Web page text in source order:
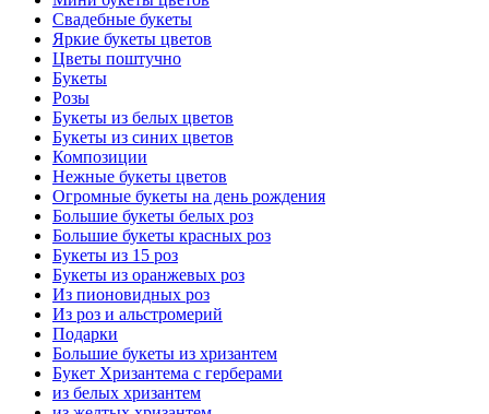
Свадебные букеты
Яркие букеты цветов
Цветы поштучно
Букеты
Розы
Букеты из белых цветов
Букеты из синих цветов
Композиции
Нежные букеты цветов
Огромные букеты на день рождения
Большие букеты белых роз
Большие букеты красных роз
Букеты из 15 роз
Букеты из оранжевых роз
Из пионовидных роз
Из роз и альстромерий
Подарки
Большие букеты из хризантем
Букет Хризантема с герберами
из белых хризантем